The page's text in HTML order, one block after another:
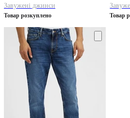
Завужені джинси
Товар розкуплено Товар